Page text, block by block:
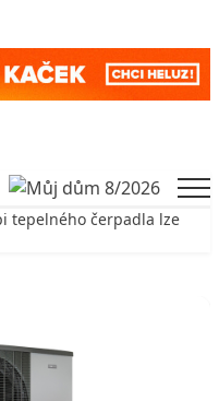
tepelného čerpadla lze